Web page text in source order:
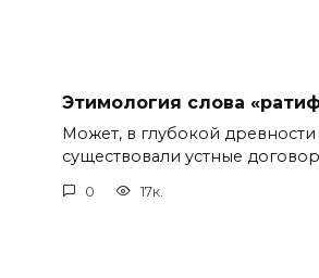
Этимология слова
Может, в глубокой древности
существовали устные
0 17к.